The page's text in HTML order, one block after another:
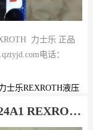
力士乐 正品
电话：
士乐REXROTH液压
力士乐